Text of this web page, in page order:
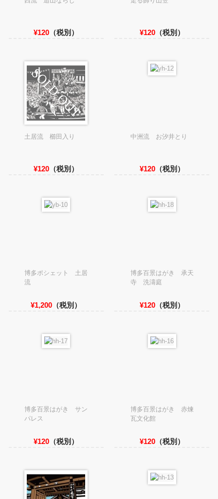
¥120 （税別） ¥120（税別）
土居流 櫛田入り
¥120 （税別）
中洲流 お汐井とり
¥120（税別）
博多ポシェット 土居
流
¥1,200 （税別）
博多百景はがき 承天
寺 洗濤庭
¥120（税別）
博多百景はがき サン
パレス
¥120 （税別）
博多百景はがき 赤煉
瓦文化館
¥120（税別）